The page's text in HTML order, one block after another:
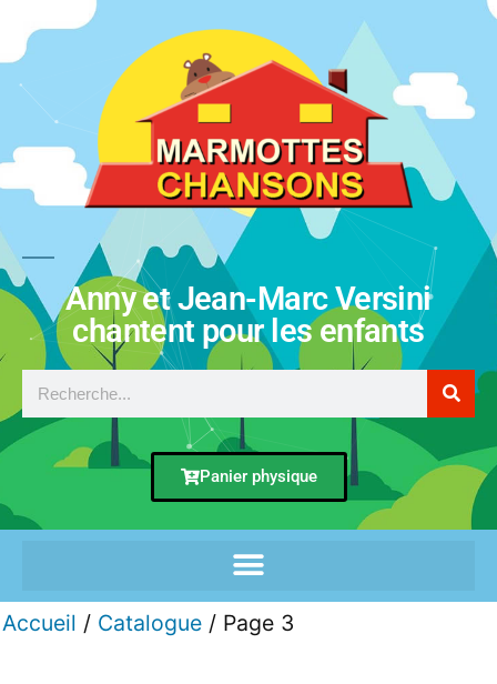
Anny et Jean-Marc Versini
chantent pour les enfants
Panier physique
Accueil / Catalogue / Page 3